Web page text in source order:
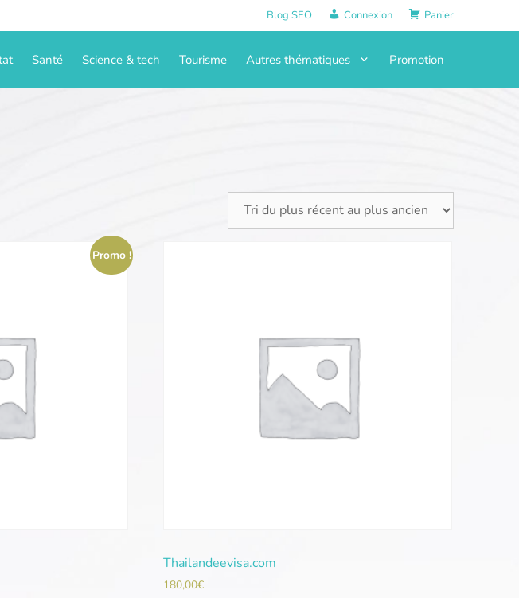
Blog SEO Connexion Panier
Santé Science & tech Tourisme Autres thématiques Promotion
Promo !
Thailandeevisa.com
180,00€